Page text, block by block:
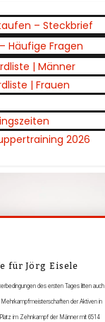
– Steckbrief
Häufige Fragen
| Männer
| Frauen
2026
für Jörg Eisele
des ersten Tages litten auch
der Aktiven in
im Zehnkampf der Männer mit 6514